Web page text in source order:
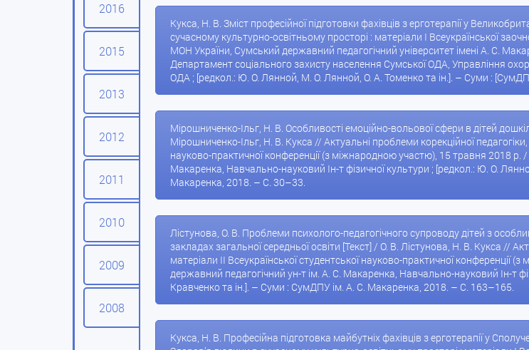
2016
2015
2013
2012
2011
2010
2009
2008
Кукса, Н. В. Зміст професійної підготовки фахівців з ерготерапії у
сучасному культурно-освітньому просторі : матеріали І Всеукраїнської
МОН України, Сумський державний педагогічний університет імені А. С.
Департамент соціального захисту населення Сумської ОДА, Управління
ОДА ; [редкол.: Ю. О. Лянной, М. О. Лянной, О. А. Томенко та ін.]. – Суми :
Мірошниченко-Ільг, Н. В. Особливості емоційно-вольової сфери в дітей
Мірошниченко-Ільг, Н. В. Кукса // Актуальні проблеми корекційної педагогіки,
науково-практичної конференції (з міжнародною участю), 15 травня 2018
Макаренка, Навчально-науковий Ін-т фізичної культури ; [редкол.: Ю. О.
Макаренка, 2018. – С. 30–33.
Лістунова, О. В. Проблеми психолого-педагогічного супроводу дітей з
закладах загальної середньої освіти [Текст] / О. В. Лістунова, Н. В. Кукса //
матеріали II Всеукраїнської студентської науково-практичної
державний педагогічний ун-т ім. А. С. Макаренка, Навчально-науковий Ін-т
Кравченко та ін.]. – Суми : СумДПУ ім. А. С. Макаренка, 2018. – С. 163–165.
Кукса, Н. В. Професійна підготовка майбутніх фахівців з ерготерапії у